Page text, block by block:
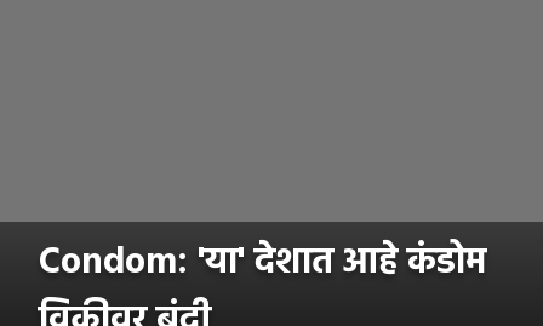
Condom: 'या' देशात आहे कंडोम